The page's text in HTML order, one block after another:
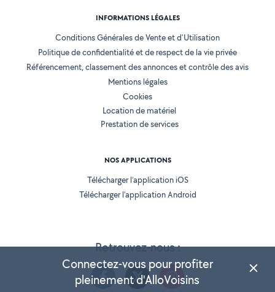
Retrouvez-nous :
INFORMATIONS LÉGALES
Conditions Générales de Vente et d'Utilisation
Politique de confidentialité et de respect de la vie privée
Référencement, classement des annonces et contrôle des avis
Mentions légales
Cookies
Location de matériel
Prestation de services
NOS APPLICATIONS
Télécharger l’application iOS
Télécharger l’application Android
Connectez-vous pour profiter
pleinement d'AlloVoisins